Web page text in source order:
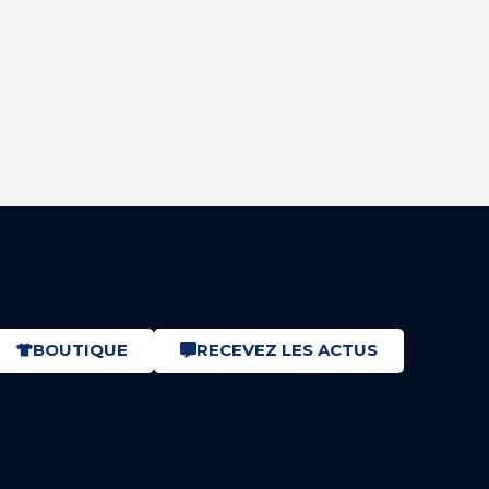
BOUTIQUE RECEVEZ LES ACTUS